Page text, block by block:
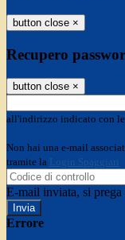
button close ×
Recupero
button close ×
all'indirizzo indicato con
Non hai una e-mail
tramite la Login Spaggiari
E-mail inviata, si
Errore